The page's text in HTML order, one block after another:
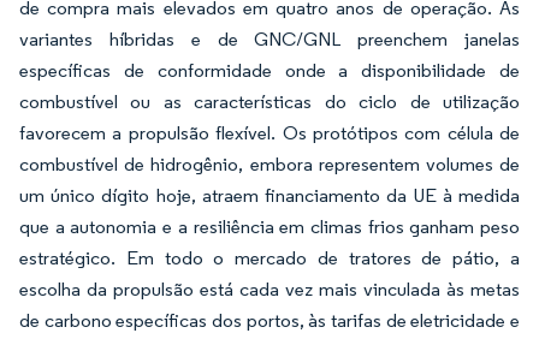
de compra mais elevados em quatro anos de operação. As
variantes híbridas e de GNC/GNL preenchem janelas
específicas de conformidade onde a disponibilidade de
combustível ou as características do ciclo de utilização
favorecem a propulsão flexível. Os protótipos com célula de
combustível de hidrogênio, embora representem volumes de
um único dígito hoje, atraem financiamento da UE à medida
que a autonomia e a resiliência em climas frios ganham peso
estratégico. Em todo o mercado de tratores de pátio, a
escolha da propulsão está cada vez mais vinculada às metas
de carbono específicas dos portos, às tarifas de eletricidade e